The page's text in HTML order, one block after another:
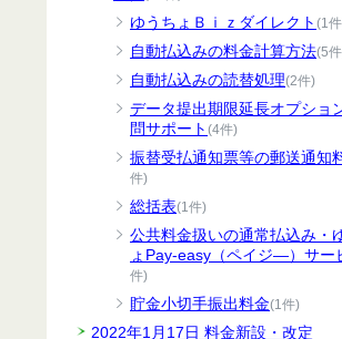
ゆうちょＢｉｚダイレクト (1
自動払込みの料金計算方法(5
自動払込みの読替処理(2件)
データ提出期限延長オプショ
問サポート (4件)
振替受払通知票等の郵送通知
件)
総括表(1件)
公共料金扱いの通常払込み・
ょPay-easy（ペイジ―）サー
件)
貯金小切手振出料金(1件)
2022年1月17日 料金新設・改定